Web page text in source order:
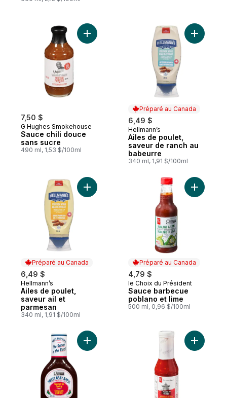
7,50 $
G Hughes Smokehouse
Sauce chili douce
sans sucre
490 ml, 1,53 $/100ml
Ajouter Sauce chili douce sans sucre au
Préparé au Canada
6,49 $
Préparé au Canada
Hellmann’s
Ailes de poulet,
saveur de ranch au
babeurre
340 ml, 1,91 $/100ml
Ajouter
Préparé au Canada
6,49 $
Préparé au Canada
Hellmann’s
Ailes de poulet,
saveur ail et
parmesan
340 ml, 1,91 $/100ml
Ajouter Ailes de poulet, saveur ail et
Préparé au Canada
4,79 $
Préparé au Canada
le Choix du Président
Sauce barbecue
poblano et lime
500 ml, 0,96 $/100ml
Ajouter
Ajouter Sauce barbecue doux et épicée
Ajouter